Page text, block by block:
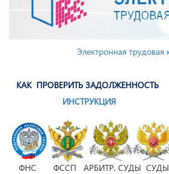
Электронная трудовая
КАК ПРОВЕРИТЬ ЗАДОЛЖЕННОСТЬ
ИНСТРУКЦИЯ
ФНС ФССП АРБИТР. СУДЫ СУДЫ